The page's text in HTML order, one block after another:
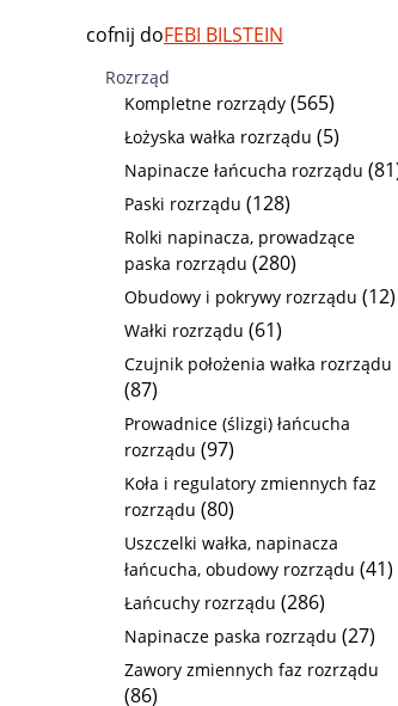
cofnij doFEBI BILSTEIN
Rozrząd
Kompletne rozrządy (565)
Łożyska wałka rozrządu (5)
Napinacze łańcucha rozrządu
Paski rozrządu (128)
Rolki napinacza, prowadzące
paska rozrządu (280)
Obudowy i pokrywy rozrządu (12)
Wałki rozrządu (61)
Czujnik położenia wałka rozrządu
(87)
Prowadnice (ślizgi) łańcucha
rozrządu (97)
Koła i regulatory zmiennych faz
rozrządu (80)
Uszczelki wałka, napinacza
łańcucha, obudowy rozrządu (41)
Łańcuchy rozrządu (286)
Napinacze paska rozrządu (27)
Zawory zmiennych faz rozrządu
(86)